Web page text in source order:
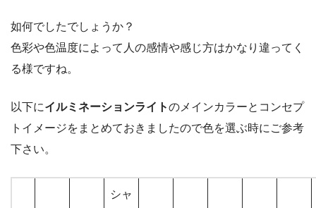
如何でしたでしょうか？
色彩や色温度によって人の感情や感じ方はかなり違ってく
る様ですね。
以下にイルミネーションライトのメインカラーとコンセプ
トイメージをまとめておきましたので色を選ぶ時にご参考
下さい。
シャ